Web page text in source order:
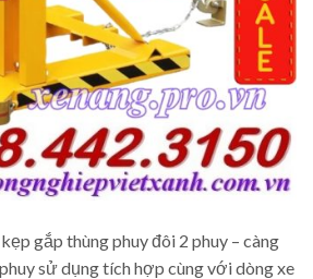
gắp thùng phuy đôi 2 phuy – càng
sử dụng tích hợp cùng với dòng xe